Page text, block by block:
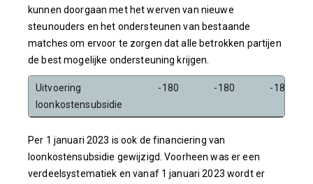
kunnen doorgaan met het werven van nieuwe
steunouders en het ondersteunen van bestaande
matches om ervoor te zorgen dat alle betrokken partijen
de best mogelijke ondersteuning krijgen.
Uitvoering
loonkostensubsidie
-180 -180 -180
Per 1 januari 2023 is ook de financiering van
loonkostensubsidie gewijzigd. Voorheen was er een
verdeelsystematiek en vanaf 1 januari 2023 wordt er